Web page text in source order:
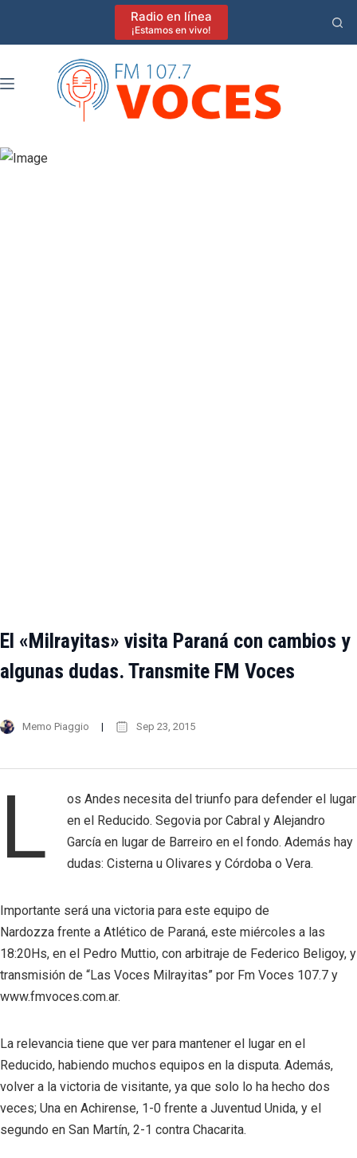
Radio en línea
¡Estamos en vivo!
El «Milrayitas» visita Paraná con cambios y
algunas dudas. Transmite FM Voces
Memo Piaggio Sep 23, 2015
L
os Andes necesita del triunfo para defender el lugar
en el Reducido. Segovia por Cabral y Alejandro
García en lugar de Barreiro en el fondo. Además hay
dudas: Cisterna u Olivares y Córdoba o Vera.
Importante será una victoria para este equipo de
Nardozza frente a Atlético de Paraná, este miércoles a las
18:20Hs, en el Pedro Muttio, con arbitraje de Federico Beligoy, y
transmisión de “Las Voces Milrayitas” por Fm Voces 107.7 y
www.fmvoces.com.ar.
La relevancia tiene que ver para mantener el lugar en el
Reducido, habiendo muchos equipos en la disputa. Además,
volver a la victoria de visitante, ya que solo lo ha hecho dos
veces; Una en Achirense, 1-0 frente a Juventud Unida, y el
segundo en San Martín, 2-1 contra Chacarita.